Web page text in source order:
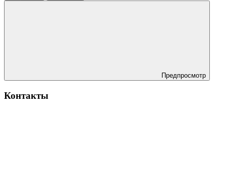
Предпросмотр
Контакты